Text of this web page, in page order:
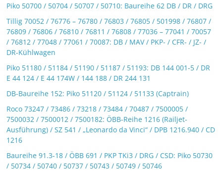
Piko 50700 / 50704 / 50707 / 50710: Baureihe 62 DB / DR / DRG
Tillig 70052 / 76776 – 76780 / 76803 / 76805 / 501998 / 76807 /
76809 / 76806 / 76810 / 76811 / 76808 / 77036 – 77041 / 70057
/ 76812 / 77048 / 77061 / 70087: DB / MAV / PKP- / CFR- / JZ- /
DR-Kühlwagen
Piko 51180 / 51184 / 51190 / 51187 / 51193: DB 144 001-5 / DR
E 44 124 / E 44 174W / 144 188 / DR 244 131
DB-Baureihe 152: Piko 51120 / 51124 / 51133 (Captrain)
Roco 73247 / 73486 / 73218 / 73484 / 70487 / 7500005 /
7500032 / 7500012 / 7500182: ÖBB-Reihe 1216 (Railjet-
Ausführung) / SZ 541 / „Leonardo da Vinci“ / DPB 1216.940 / CD
1216
Baureihe 91.3-18 / ÖBB 691 / PKP TKi3 / DRG / CSD: Piko 50730
/ 50734 / 50740 / 50737 / 50743 / 50749 / 50746